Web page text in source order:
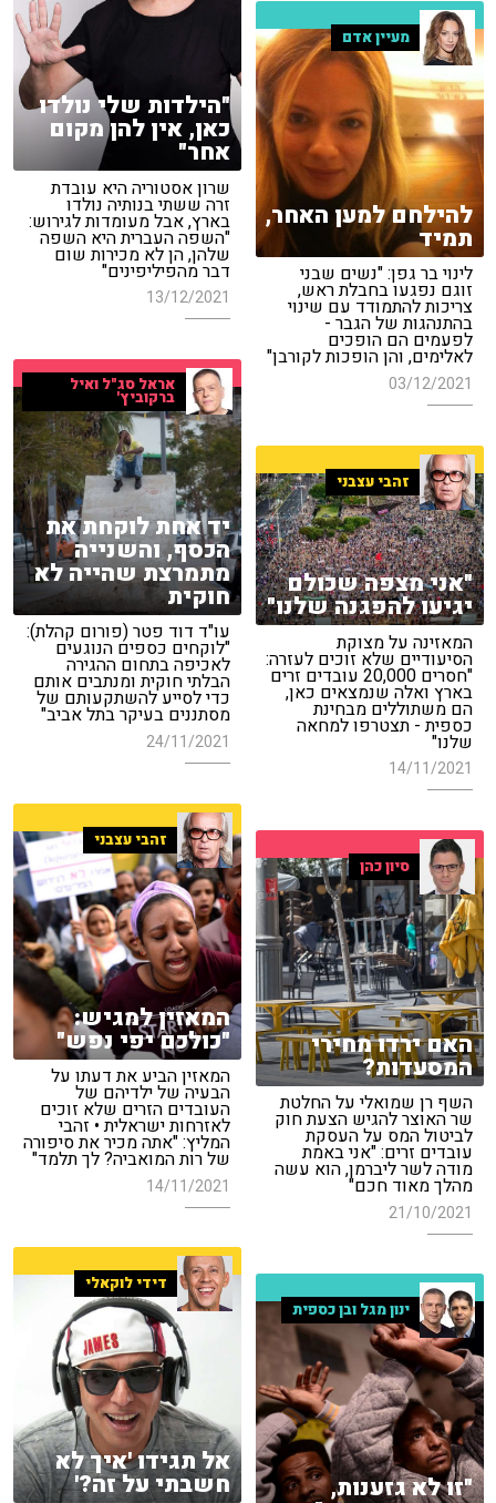
"הילדות שלי נולדו
כאן, אין להן מקום
אחר"
שרון אסטוריה היא עובדת
זרה ששתי בנותיה נולדו
בארץ, אבל מעומדות לגירוש:
"השפה העברית היא השפה
שלהן, הן לא מכירות שום
דבר מהפיליפינים"
13/12/2021
מעיין אדם
להילחם למען האחר,
תמיד
לינוי בר גפן: "נשים שבני
זוגם נפגעו בחבלת ראש,
צריכות להתמודד עם שינוי
בהתנהגות של הגבר -
לפעמים הם הופכים
לאלימים, והן הופכות לקורבן"
03/12/2021 אראל סג"ל ואיל
ברקוביץ'
יד אחת לוקחת את
הכסף, והשנייה
מתמרצת שהייה לא
חוקית
עו"ד דוד פטר (פורום קהלת):
"לוקחים כספים הנוגעים
לאכיפה בתחום ההגירה
הבלתי חוקית ומנתבים אותם
כדי לסייע להשתקעותם של
מסתננים בעיקר בתל אביב"
24/11/2021
זהבי עצבני
"אני מצפה שכולם
יגיעו להפגנה שלנו"
המאזינה על מצוקת
הסיעודיים שלא זוכים לעזרה:
"חסרים 20,000 עובדים זרים
בארץ ואלה שנמצאים כאן,
הם משתוללים מבחינת
כספית - תצטרפו למחאה
שלנו"
14/11/2021
זהבי עצבני
המאזין למגיש:
"כולכם יפי נפש"
המאזין הביע את דעתו על
הבעיה של ילדיהם של
העובדים הזרים שלא זוכים
לאזרחות ישראלית • זהבי
המליץ: "אתה מכיר את סיפורה
של רות המואביה? לך תלמד"
14/11/2021
סיון כהן
האם ירדו מחירי
המסעדות?
השף רן שמואלי על החלטת
שר האוצר להגיש הצעת חוק
לביטול המס על העסקת
עובדים זרים: "אני באמת
מודה לשר ליברמן, הוא עשה
מהלך מאוד חכם"
21/10/2021
דידי לוקאלי
אל תגידו 'איך לא
חשבתי על זה?'
ינון מגל ובן כספית
"זו לא גזענות,